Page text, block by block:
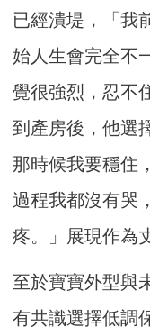
已經潰堤，「我
始人生會完全不
覺很強烈，忍不
到產房後，他選
那時候我要穩住
過程我都沒有哭
疼。」展現作為
至於寶寶外型與
有共識選擇低調